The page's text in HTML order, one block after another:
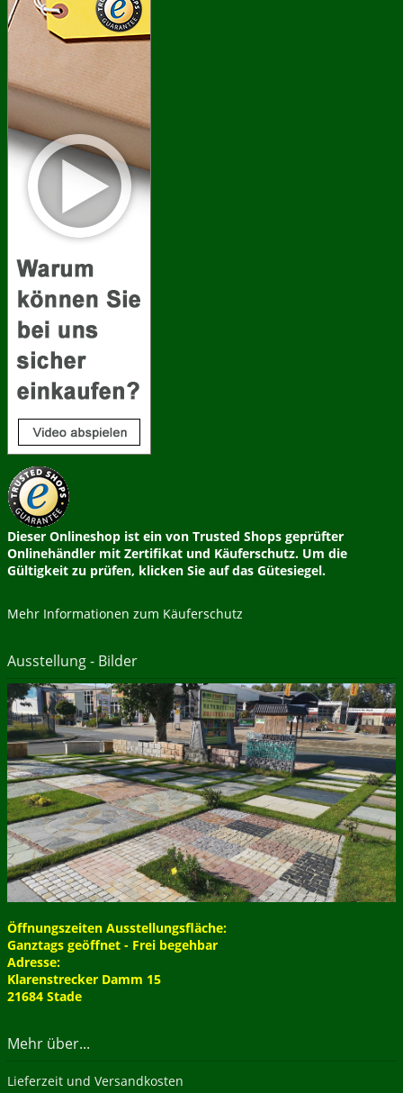
Dieser Onlineshop ist ein von Trusted Shops geprüfter
Onlinehändler mit Zertifikat und Käuferschutz. Um die
Gültigkeit zu prüfen, klicken Sie auf das Gütesiegel.
Mehr Informationen zum Käuferschutz
Ausstellung - Bilder
Öffnungszeiten Ausstellungsfläche:
Ganztags geöffnet - Frei begehbar
Adresse:
Klarenstrecker Damm 15
21684 Stade
Mehr über...
Lieferzeit und Versandkosten